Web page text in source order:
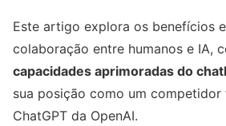
Este artigo explora os benefícios
colaboração entre humanos e IA,
capacidades aprimoradas do
sua posição como um
ChatGPT da OpenAI.